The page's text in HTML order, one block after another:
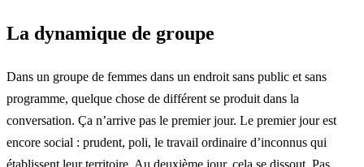
La dynamique de groupe
Dans un groupe de femmes dans un endroit sans public et sans
programme, quelque chose de différent se produit dans la
conversation. Ça n’arrive pas le premier jour. Le premier jour est
encore social : prudent, poli, le travail ordinaire d’inconnus qui